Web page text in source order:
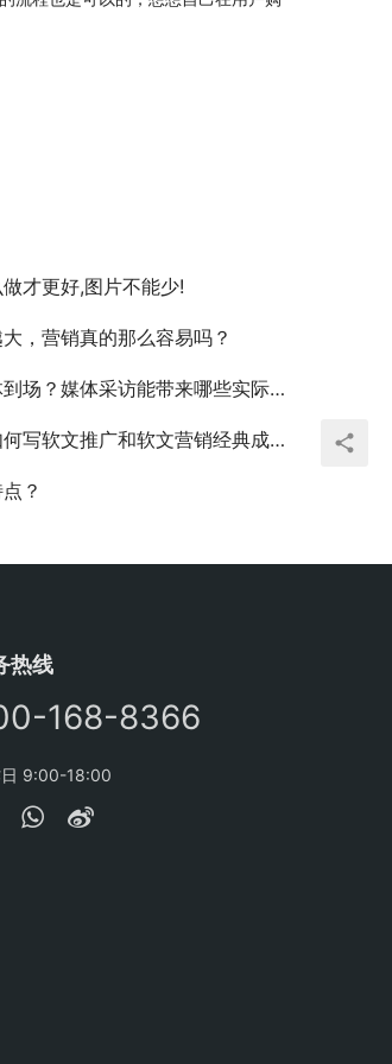
才更好,图片不能少!
，营销真的那么容易吗？
？媒体采访能带来哪些实际价值？
软文推广和软文营销经典成功案例
？
热线
168-8366
日 9:00-18:00